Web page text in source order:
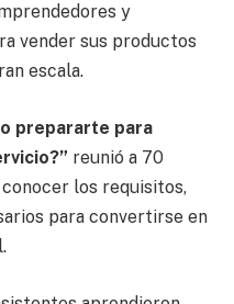
y
vender sus productos
escala.
prepararte para
reunió a 70
los requisitos,
para convertirse en